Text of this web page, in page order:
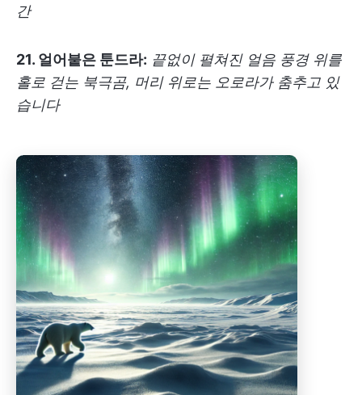
간
21. 얼어붙은 툰드라: 끝없이 펼쳐진 얼음 풍경 위를
홀로 걷는 북극곰, 머리 위로는 오로라가 춤추고 있
습니다